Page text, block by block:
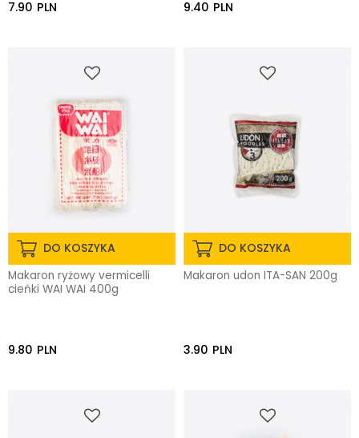
7.90 PLN 9.40 PLN
DO KOSZYKA
Makaron ryżowy vermicelli
cieńki WAI WAI 400g
9.80 PLN
DO KOSZYKA
Makaron udon ITA-SAN 200g
3.90 PLN